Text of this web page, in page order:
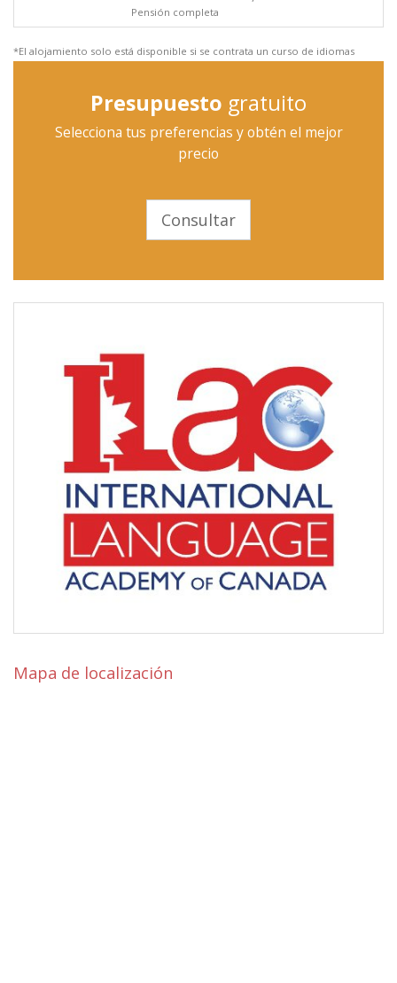
Pensión completa
*El alojamiento solo está disponible si se contrata un curso de idiomas
Presupuesto gratuito
Selecciona tus preferencias y obtén el mejor
precio
Consultar
Mapa de localización